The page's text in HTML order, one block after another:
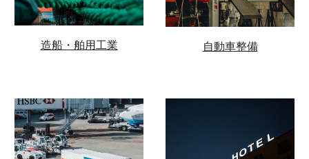
造船・舶用工業 自動車整備